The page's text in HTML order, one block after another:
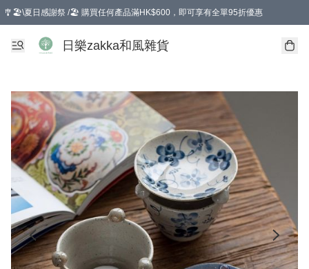
🎐🏖️\夏日感謝祭 /🏖️ 購買任何產品滿HK$600，即可享有全單95折優惠
選擇GoGoX住宅/工商地址配送，單一訂單消費購物滿HK$680(折扣後），可享有
日樂zakka和風雜貨